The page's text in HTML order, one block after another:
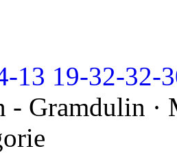
13 19-32-32-
- Gramdulin